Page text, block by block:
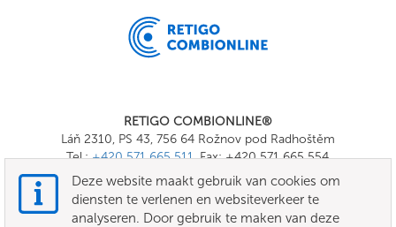
RETIGO COMBIONLINE®
Láň 2310, PS 43, 756 64 Rožnov pod Radhoštěm
Tel.:+420 571 665 511, Fax: +420 571 665 554
E-mail:
info@combionline.com
Deze website maakt gebruik van cookies om
diensten te verlenen en websiteverkeer te
analyseren. Door gebruik te maken van deze